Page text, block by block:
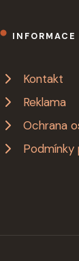
INFORMACE
Kontakt
Reklama
Ochrana
Podmínky